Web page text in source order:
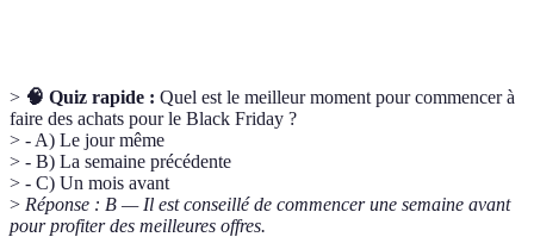
> 🧠 Quiz rapide : Quel est le meilleur moment pour commencer à
faire des achats pour le Black Friday ?
> - A) Le jour même
> - B) La semaine précédente
> - C) Un mois avant
> Réponse : B — Il est conseillé de commencer une semaine avant
pour profiter des meilleures offres.